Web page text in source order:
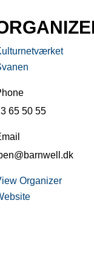
65 50 55
Organizer